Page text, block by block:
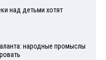
над детьми хотят
народные промыслы